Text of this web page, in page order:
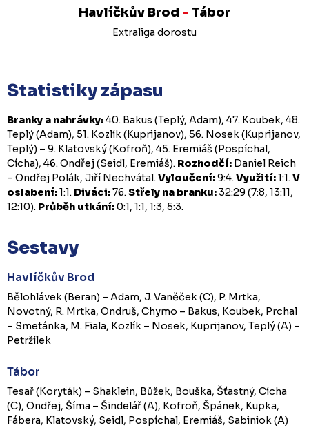
Havlíčkův Brod - Tábor
Extraliga dorostu
Statistiky zápasu
Branky a nahrávky:40. Bakus (Teplý, Adam), 47. Koubek, 48.
Teplý (Adam), 51. Kozlík (Kuprijanov), 56. Nosek (Kuprijanov,
Teplý) – 9. Klatovský (Kofroň), 45. Eremiáš (Pospíchal,
Cícha), 46. Ondřej (Seidl, Eremiáš). Rozhodčí: Daniel Reich
– Ondřej Polák, Jiří Nechvátal.Vyloučení:9:4.Využití:1:1.V
oslabení:1:1. Diváci:76.Střely na branku:32:29 (7:8, 13:11,
12:10). Průběh utkání:0:1, 1:1, 1:3, 5:3.
Sestavy
Havlíčkův Brod
Bělohlávek (Beran) – Adam, J. Vaněček (C), P. Mrtka,
Novotný, R. Mrtka, Ondruš, Chymo – Bakus, Koubek, Prchal
– Smetánka, M. Fiala, Kozlík – Nosek, Kuprijanov, Teplý (A) –
Petržílek
Tábor
Tesař (Koryťák) – Shaklein, Bůžek, Bouška, Šťastný, Cícha
(C), Ondřej, Šíma – Šindelář (A), Kofroň, Špánek, Kupka,
Fábera, Klatovský, Seidl, Pospíchal, Eremiáš, Sabiniok (A)